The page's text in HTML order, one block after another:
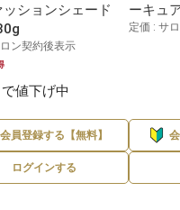
ッションシェード
ン契約後表示
値下げ中
会員登録する【無料】
ログインする
ーキュ
定価 : サ